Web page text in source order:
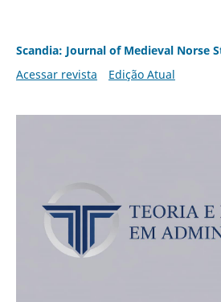
Scandia: Journal of Medieval Norse
Acessar revista
Edição Atual